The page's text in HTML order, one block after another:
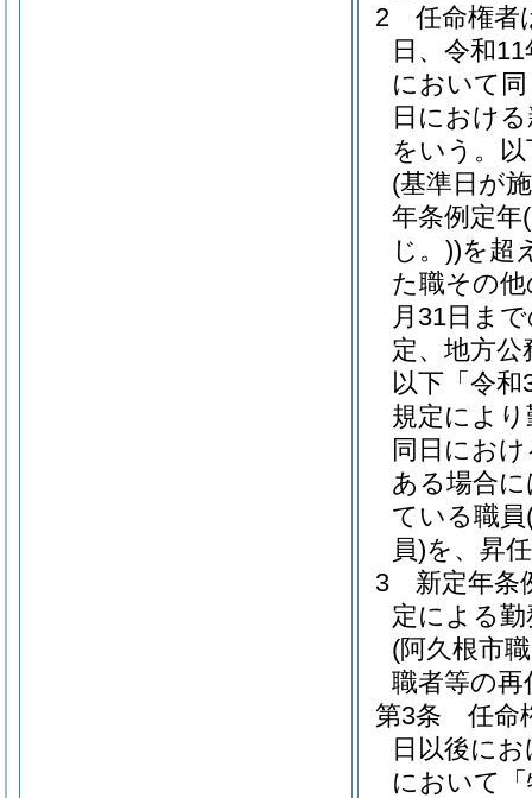
2
任命権者
日、令和
において
日におけ
をいう。
(基準日が
年条例定年
じ。))を超
た職その
月31日ま
定、地方
以下「令
規定によ
同日にお
ある場合
ている職員
員)を、昇
3
新定年条
定による
(阿久根市
職者等の再
第3条
任命
日以後に
において